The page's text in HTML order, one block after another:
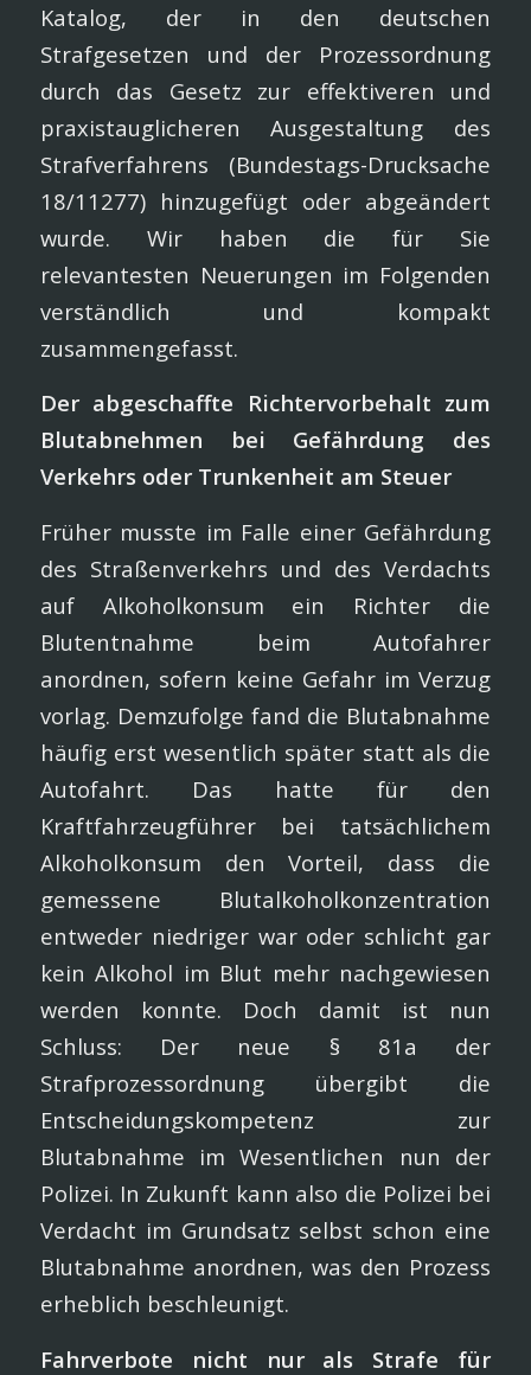
Katalog, der in den deutschen
Strafgesetzen und der Prozessordnung
durch das Gesetz zur effektiveren und
praxistauglicheren Ausgestaltung des
Strafverfahrens (Bundestags-Drucksache
18/11277) hinzugefügt oder abgeändert
wurde. Wir haben die für Sie
relevantesten Neuerungen im Folgenden
verständlich und kompakt
zusammengefasst.
Der abgeschaffte Richtervorbehalt zum
Blutabnehmen bei Gefährdung des
Verkehrs oder Trunkenheit am Steuer
Früher musste im Falle einer Gefährdung
des Straßenverkehrs und des Verdachts
auf Alkoholkonsum ein Richter die
Blutentnahme beim Autofahrer
anordnen, sofern keine Gefahr im Verzug
vorlag. Demzufolge fand die Blutabnahme
häufig erst wesentlich später statt als die
Autofahrt. Das hatte für den
Kraftfahrzeugführer bei tatsächlichem
Alkoholkonsum den Vorteil, dass die
gemessene Blutalkoholkonzentration
entweder niedriger war oder schlicht gar
kein Alkohol im Blut mehr nachgewiesen
werden konnte. Doch damit ist nun
Schluss: Der neue § 81a der
Strafprozessordnung übergibt die
Entscheidungskompetenz zur
Blutabnahme im Wesentlichen nun der
Polizei. In Zukunft kann also die Polizei bei
Verdacht im Grundsatz selbst schon eine
Blutabnahme anordnen, was den Prozess
erheblich beschleunigt.
Fahrverbote nicht nur als Strafe für